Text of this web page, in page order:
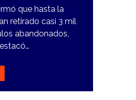
que hasta la
retirado casi 3 mil
abandonados,